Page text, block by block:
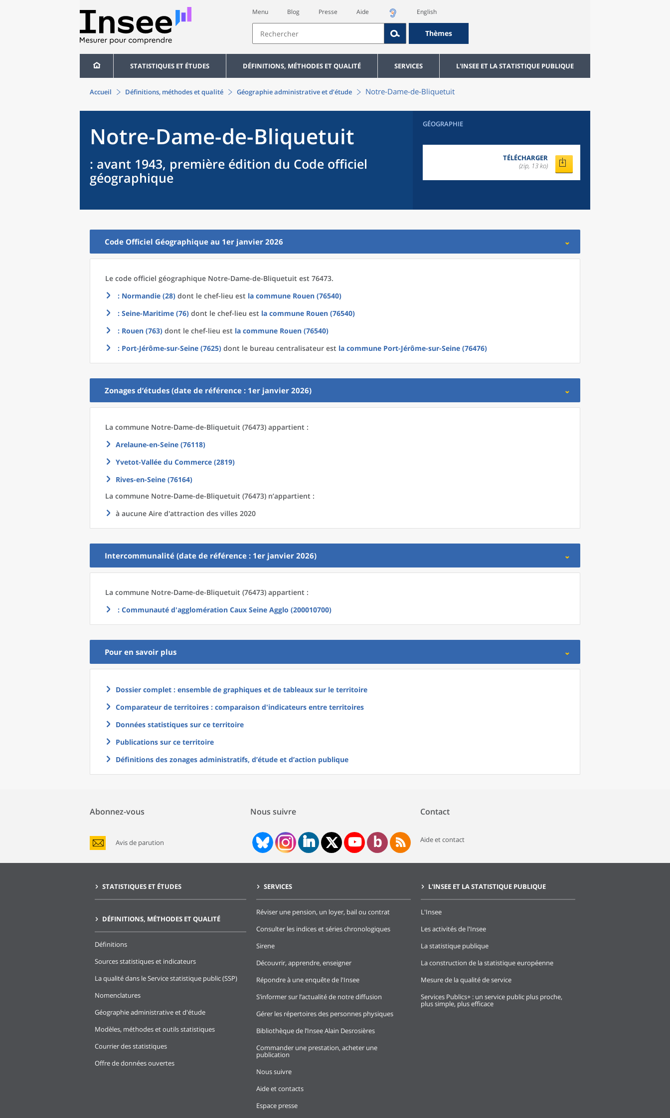
Menu Blog Presse Aide English
Thèmes
STATISTIQUES ET ÉTUDES DÉFINITIONS, MÉTHODES ET QUALITÉ SERVICES L'INSEE ET LA STATISTIQUE PUBLIQUE
Accueil Définitions, méthodes et qualité Géographie administrative et d’étude Notre-Dame-de-Bliquetuit
Notre-Dame-de-Bliquetuit
: avant 1943, première édition du Code officiel
géographique
GÉOGRAPHIE
TÉLÉCHARGER
(zip, 13 ko)
Code Officiel Géographique au 1er janvier 2026
Le code officiel géographique Notre-Dame-de-Bliquetuit est 76473.
: Normandie (28) dont le chef-lieu est la commune Rouen (76540)
: Seine-Maritime (76) dont le chef-lieu est la commune Rouen (76540)
: Rouen (763) dont le chef-lieu est la commune Rouen (76540)
: Port-Jérôme-sur-Seine (7625) dont le bureau centralisateur est la commune Port-Jérôme-sur-Seine (76476)
Zonages d’études (date de référence : 1er janvier 2026)
La commune Notre-Dame-de-Bliquetuit (76473) appartient :
Arelaune-en-Seine (76118)
Yvetot-Vallée du Commerce (2819)
Rives-en-Seine (76164)
La commune Notre-Dame-de-Bliquetuit (76473) n’appartient :
à aucune Aire d'attraction des villes 2020
Intercommunalité (date de référence : 1er janvier 2026)
La commune Notre-Dame-de-Bliquetuit (76473) appartient :
: Communauté d'agglomération Caux Seine Agglo (200010700)
Pour en savoir plus
Dossier complet : ensemble de graphiques et de tableaux sur le territoire
Comparateur de territoires : comparaison d'indicateurs entre territoires
Données statistiques sur ce territoire
Publications sur ce territoire
Définitions des zonages administratifs, d’étude et d’action publique
Abonnez-vous
Avis de parution
Nous suivre Contact
Aide et contact
STATISTIQUES ET ÉTUDES
DÉFINITIONS, MÉTHODES ET QUALITÉ
Définitions
Sources statistiques et indicateurs
La qualité dans le Service statistique public (SSP)
Nomenclatures
Géographie administrative et d'étude
Modèles, méthodes et outils statistiques
Courrier des statistiques
Offre de données ouvertes
SERVICES
Réviser une pension, un loyer, bail ou contrat
Consulter les indices et séries chronologiques
Sirene
Découvrir, apprendre, enseigner
Répondre à une enquête de l'Insee
S’informer sur l’actualité de notre diffusion
Gérer les répertoires des personnes physiques
Bibliothèque de l’Insee Alain Desrosières
Commander une prestation, acheter une
publication
Nous suivre
Aide et contacts
Espace presse
L'INSEE ET LA STATISTIQUE PUBLIQUE
L'Insee
Les activités de l'Insee
La statistique publique
La construction de la statistique européenne
Mesure de la qualité de service
Services Publics+ : un service public plus proche,
plus simple, plus efficace